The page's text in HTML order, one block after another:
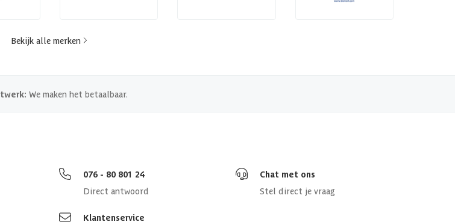
Bekijk alle merken
We maken het betaalbaar.
076 - 80 801 24
Direct antwoord
Chat met ons
Stel direct je vraag
Klantenservice